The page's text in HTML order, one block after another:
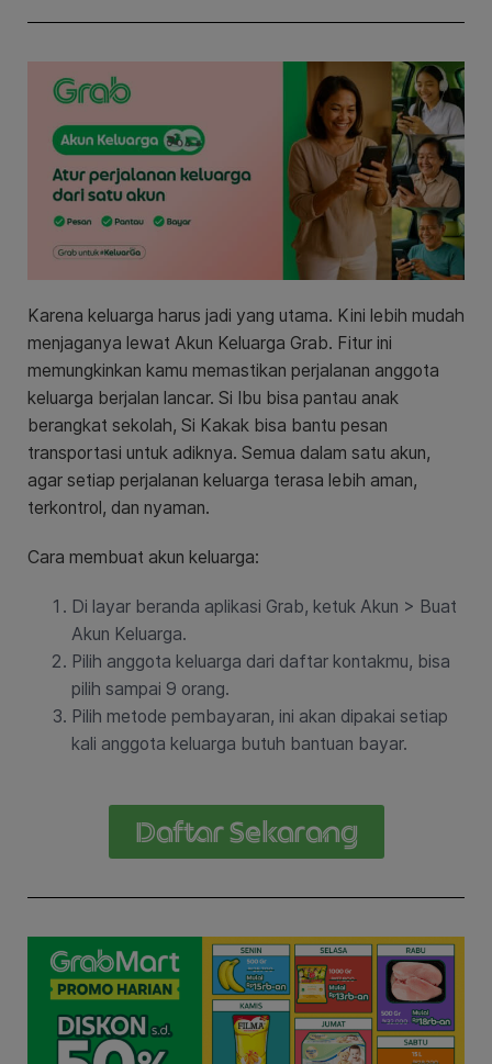
Karena keluarga harus jadi yang utama. Kini lebih mudah
menjaganya lewat Akun Keluarga Grab. Fitur ini
memungkinkan kamu memastikan perjalanan anggota
keluarga berjalan lancar. Si Ibu bisa pantau anak
berangkat sekolah, Si Kakak bisa bantu pesan
transportasi untuk adiknya. Semua dalam satu akun,
agar setiap perjalanan keluarga terasa lebih aman,
terkontrol, dan nyaman.
Cara membuat akun keluarga:
Di layar beranda aplikasi Grab, ketuk Akun > Buat
Akun Keluarga.
Pilih anggota keluarga dari daftar kontakmu, bisa
pilih sampai 9 orang.
Pilih metode pembayaran, ini akan dipakai setiap
kali anggota keluarga butuh bantuan bayar.
Daftar Sekarang